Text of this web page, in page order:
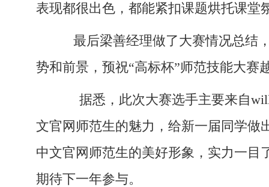
表现都很出色，都能紧扣课题烘托课堂
最后梁善经理做了大赛情况总结
势和前景，预祝“高标杯”师范技能大赛
据悉，此次大赛选手主要来自
文官网师范生的魅力，给新一届同学做
中文官网师范生的美好形象，实力一目
期待下一年参与。